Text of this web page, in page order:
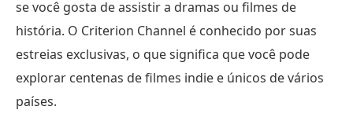
se você gosta de assistir a dramas ou filmes de
história. O Criterion Channel é conhecido por suas
estreias exclusivas, o que significa que você pode
explorar centenas de filmes indie e únicos de vários
países.